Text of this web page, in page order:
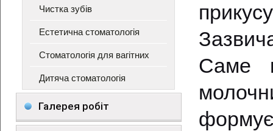
Чистка зубів
Естетична стоматологія
Стоматологія для вагітних
Дитяча стоматологія
Галерея робіт
Саме